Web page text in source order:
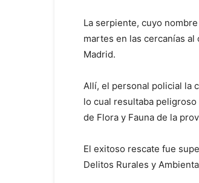
La serpiente, cuyo
martes en las cercanías
Madrid.
Allí, el personal policial la
lo cual resultaba
de Flora y Fauna de la
El exitoso rescate fue
Delitos Rurales y